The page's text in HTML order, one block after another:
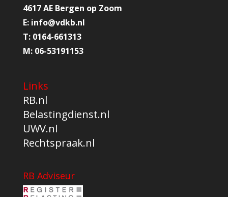
4617 AE Bergen op Zoom
E: info@vdkb.nl
T: 0164-661313
M: 06-53191153
Links
RB.nl
Belastingdienst.nl
UWV.nl
Rechtspraak.nl
RB Adviseur